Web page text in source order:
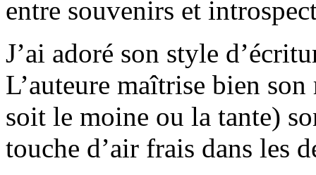
entre souvenirs et
J’ai adoré son style
L’auteure maîtrise bien
soit le moine ou la tante)
touche d’air frais dans les